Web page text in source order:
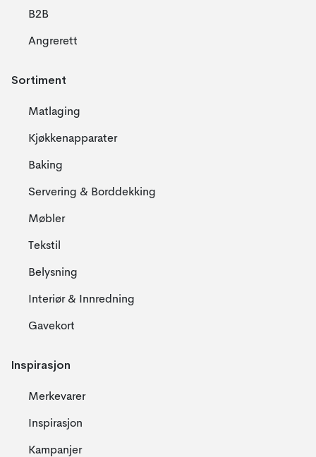
B2B
Angrerett
Sortiment
Matlaging
Kjøkkenapparater
Baking
Servering & Borddekking
Møbler
Tekstil
Belysning
Interiør & Innredning
Gavekort
Inspirasjon
Merkevarer
Inspirasjon
Kampanjer